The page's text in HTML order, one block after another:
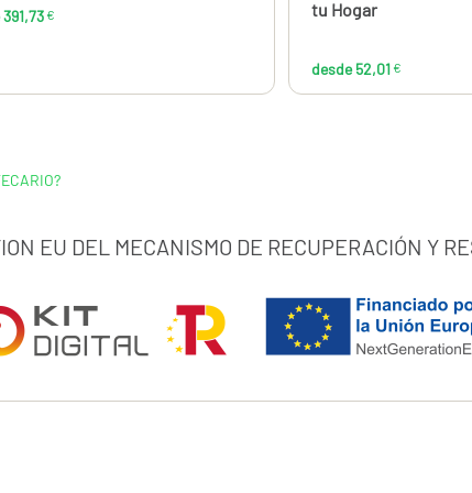
€
tu Hogar
desde 52,01 €
EU DEL MECANISMO DE RECUPERACIÓN Y